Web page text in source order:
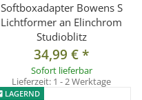
Softboxadapter Bowens S
Lichtformer an Elinchrom
Studioblitz
34,99 €*
Sofort lieferbar
Lieferzeit: 1 - 2 Werktage
LAGERND